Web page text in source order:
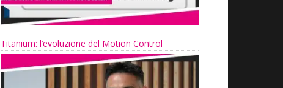
Titanium: l’evoluzione del Motion Control